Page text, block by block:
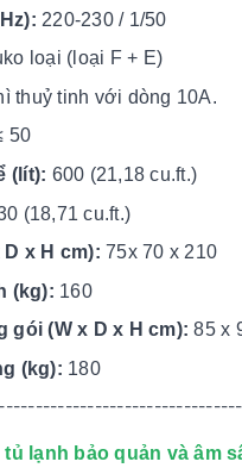
220-230 / 1/50
loại (loại F + E)
thuỷ tinh với dòng 10A.
50
(lít): 600 (21,18 cu.ft.)
(18,71 cu.ft.)
D x H cm):75x 70 x 210
(kg): 160
gói (W x D x H cm):85 x
(kg): 180
lạnh bảo quản và âm